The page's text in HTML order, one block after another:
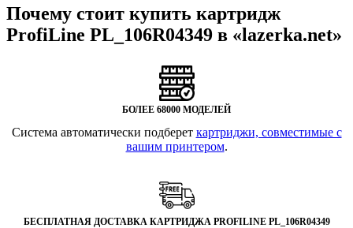
Почему стоит купить картридж
ProfiLine PL_106R04349 в «lazerka.net»
БОЛЕЕ 68000 МОДЕЛЕЙ
Система автоматически подберет картриджи, совместимые с
вашим принтером.
БЕСПЛАТНАЯ ДОСТАВКА КАРТРИДЖА PROFILINE PL_106R04349